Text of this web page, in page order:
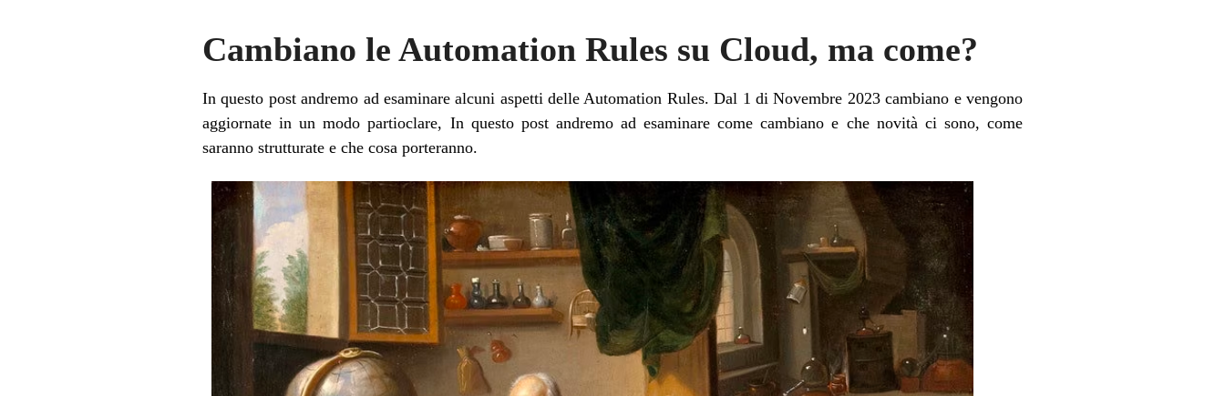
Cambiano le Automation Rules su Cloud, ma come?
In questo post andremo ad esaminare alcuni aspetti delle Automation Rules. Dal 1 di Novembre 2023 cambiano e vengono
aggiornate in un modo partioclare, In questo post andremo ad esaminare come cambiano e che novità ci sono, come
saranno strutturate e che cosa porteranno.